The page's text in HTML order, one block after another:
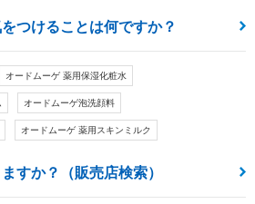
つけることは何ですか？
オードムーゲ 薬用保湿化粧水
オードムーゲ泡洗顔料
オードムーゲ 薬用スキンミルク
すか？（販売店検索）